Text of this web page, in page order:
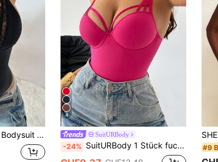
und tiefem V-Ausschnitt
4
SuitURBody
-24% SuitURBody 1 Stück fuchsiafarbener Push-Up Bodysuit mit geformten Cups, transparenten, sexy Ausschnitten und Kreuzgurten, geeignet für Musikfestivals, Partys, Urlaub, Y2K Club-Outfits, sexy Punk Exotik #9